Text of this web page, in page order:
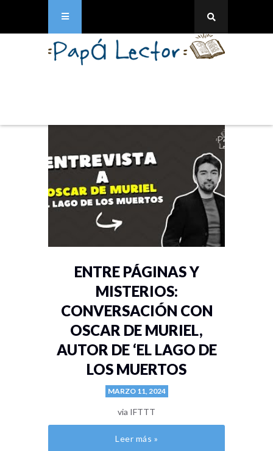
ENTRE PÁGINAS Y
MISTERIOS:
CONVERSACIÓN CON
OSCAR DE MURIEL,
AUTOR DE ‘EL LAGO DE
LOS MUERTOS
MARZO 11, 2024
via IFTTT
Leer más »